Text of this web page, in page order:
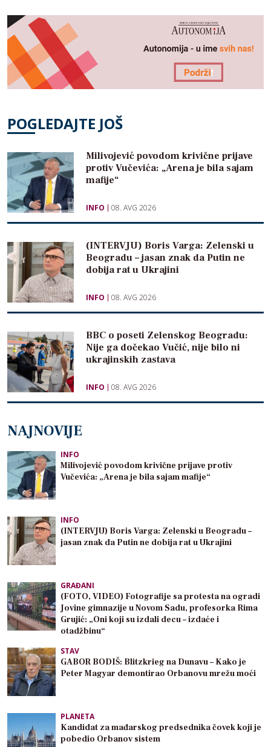
POGLEDAJTE JOŠ
Milivojević povodom krivične prijave
protiv Vučevića: „Arena je bila sajam
mafije“
INFO 08. AVG 2026
(INTERVJU) Boris Varga: Zelenski u
Beogradu – jasan znak da Putin ne
dobija rat u Ukrajini
INFO 08. AVG 2026
BBC o poseti Zelenskog Beogradu:
Nije ga dočekao Vučić, nije bilo ni
ukrajinskih zastava
INFO 08. AVG 2026
NAJNOVIJE
INFO
Milivojević povodom krivične prijave protiv
Vučevića: „Arena je bila sajam mafije“
INFO
(INTERVJU) Boris Varga: Zelenski u Beogradu –
jasan znak da Putin ne dobija rat u Ukrajini
GRAĐANI
(FOTO, VIDEO) Fotografije sa protesta na ogradi
Jovine gimnazije u Novom Sadu, profesorka Rima
Grujić: „Oni koji su izdali decu – izdaće i
otadžbinu“
STAV
GABOR BODIŠ: Blitzkrieg na Dunavu – Kako je
Peter Magyar demontirao Orbanovu mrežu moći
PLANETA
Kandidat za mađarskog predsednika čovek koji je
pobedio Orbanov sistem